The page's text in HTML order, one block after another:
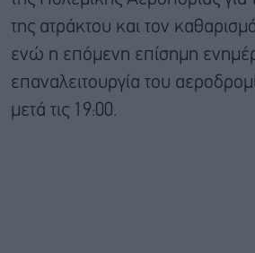
της ατράκτου και τον
ενώ η επόμενη επίσημη
επαναλειτουργία του
μετά τις 19:00.